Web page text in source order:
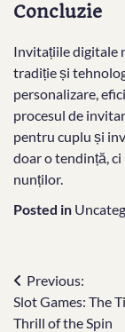
Concluzie
Invitațiile digitale
tradiție și
personalizare,
procesul de
pentru cuplu și
doar o tendință,
nunților.
Posted in
Post
navigation
Previous:
Slot Games: The
Thrill of the Spin